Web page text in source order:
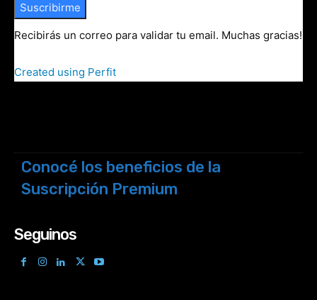
Suscribirme
Recibirás un correo para validar tu email. Muchas gracias!
Created using Perfit
Conocé los beneficios de la
Suscripción Premium
Seguinos